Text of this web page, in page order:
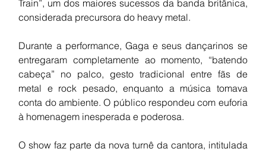
Train”, um dos maiores sucessos da banda britânica,
considerada precursora do heavy metal.
Durante a performance, Gaga e seus dançarinos se
entregaram completamente ao momento, “batendo
cabeça” no palco, gesto tradicional entre fãs de
metal e rock pesado, enquanto a música tomava
conta do ambiente. O público respondeu com euforia
à homenagem inesperada e poderosa.
O show faz parte da nova turnê da cantora, intitulada